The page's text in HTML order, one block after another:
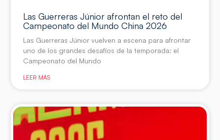
Las Guerreras Júnior afrontan el reto del
Campeonato del Mundo China 2026
Las Guerreras Júnior vuelven a escena para afrontar
uno de los grandes desafíos de la temporada: el
Campeonato del Mundo
LEER MÁS